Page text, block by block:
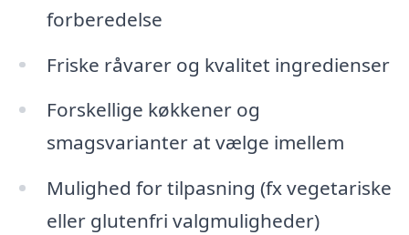
forberedelse
Friske råvarer og kvalitet ingredienser
Forskellige køkkener og
smagsvarianter at vælge imellem
Mulighed for tilpasning (fx vegetariske
eller glutenfri valgmuligheder)